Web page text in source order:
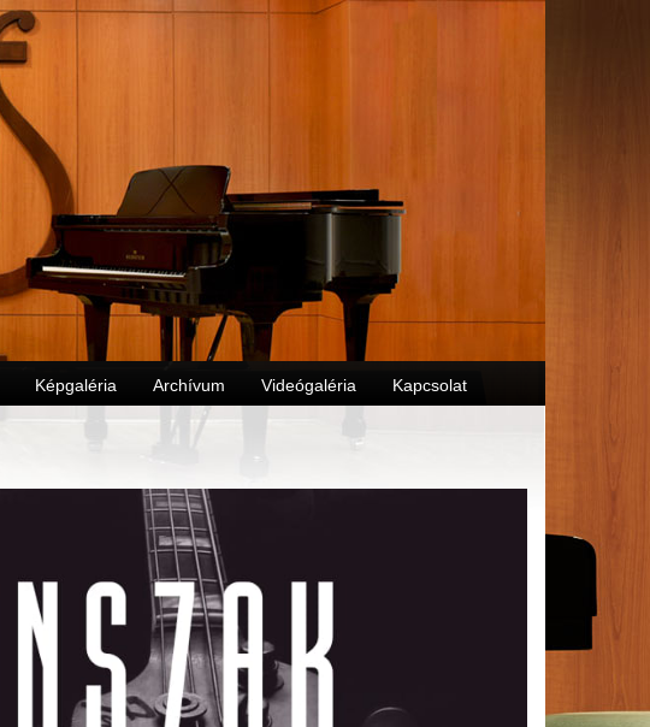
Képgaléria Archívum Videógaléria Kapcsolat